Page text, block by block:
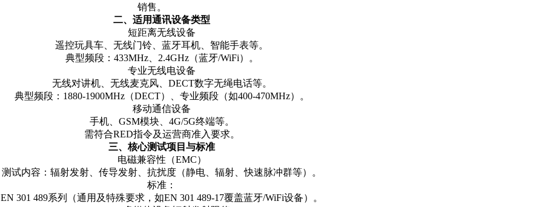
销售。
二、适用通讯设备类型
短距离无线设备
遥控玩具车、无线门铃、蓝牙耳机、智能手表等。
典型频段：433MHz、2.4GHz（蓝牙/WiFi）。
专业无线电设备
无线对讲机、无线麦克风、DECT数字无绳电话等。
典型频段：1880-1900MHz（DECT）、专业频段（如400-470MHz）。
移动通信设备
手机、GSM模块、4G/5G终端等。
需符合RED指令及运营商准入要求。
三、核心测试项目与标准
电磁兼容性（EMC）
测试内容：辐射发射、传导发射、抗扰度（静电、辐射、快速脉冲群等）。
标准：
EN 301 489系列（通用及特殊要求，如EN 301 489-17覆盖蓝牙/WiFi设备）。